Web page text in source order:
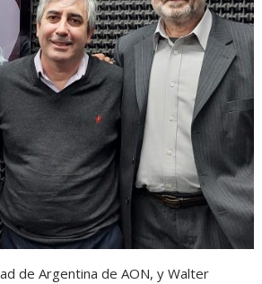
de Argentina de AON, y Walter